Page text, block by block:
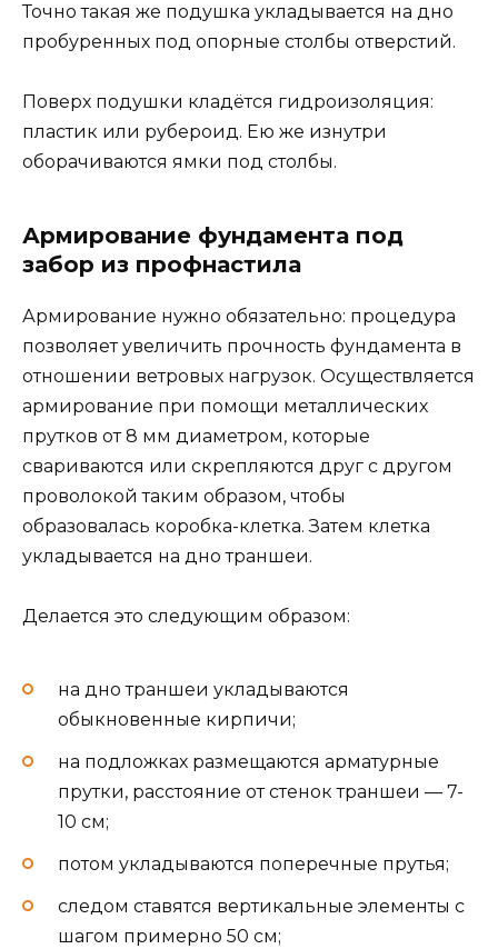
Точно такая же подушка укладывается на дно
пробуренных под опорные столбы отверстий.
Поверх подушки кладётся гидроизоляция:
пластик или рубероид. Ею же изнутри
оборачиваются ямки под столбы.
Армирование фундамента под
забор из профнастила
Армирование нужно обязательно: процедура
позволяет увеличить прочность фундамента в
отношении ветровых нагрузок. Осуществляется
армирование при помощи металлических
прутков от 8 мм диаметром, которые
свариваются или скрепляются друг с другом
проволокой таким образом, чтобы
образовалась коробка-клетка. Затем клетка
укладывается на дно траншеи.
Делается это следующим образом:
на дно траншеи укладываются
обыкновенные кирпичи;
на подложках размещаются арматурные
прутки, расстояние от стенок траншеи — 7-
10 см;
потом укладываются поперечные прутья;
следом ставятся вертикальные элементы с
шагом примерно 50 см;